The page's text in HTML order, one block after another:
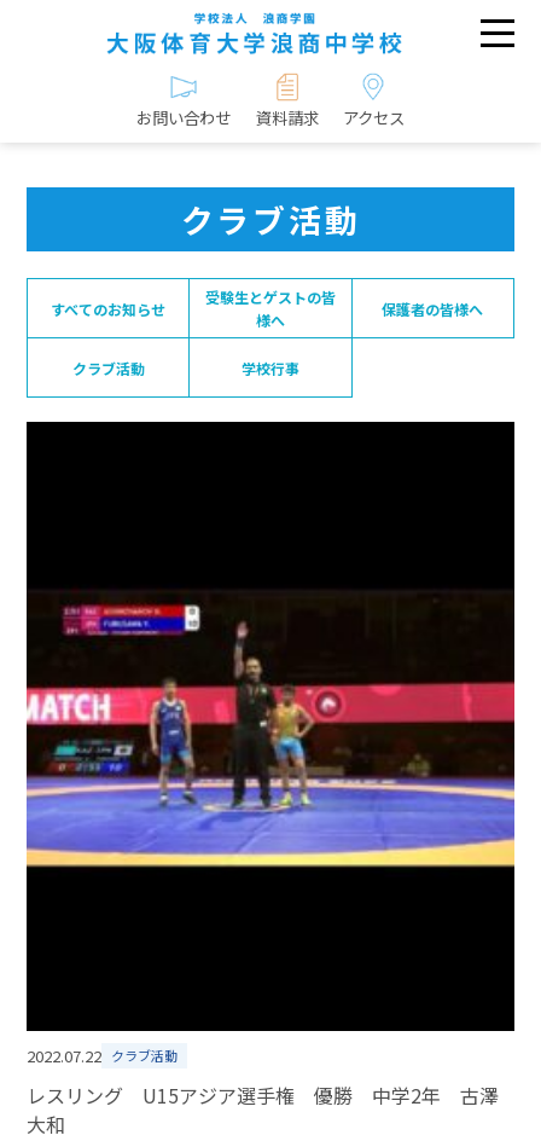
お問い合わせ 資料請求 アクセス
クラブ活動
すべてのお知らせ
受験生とゲストの皆
様へ
保護者の皆様へ
クラブ活動 学校行事
2022.07.22 クラブ活動
レスリング U15アジア選手権 優勝 中学2年 古澤
大和